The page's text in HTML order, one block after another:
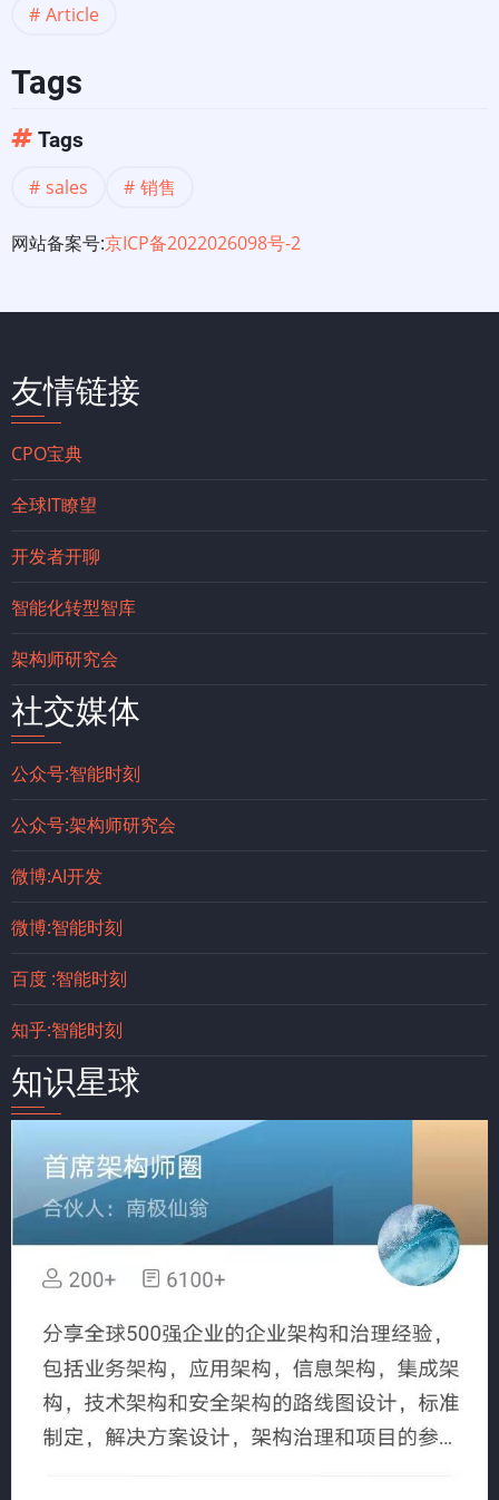
Article
Tags
Tags
sales 销售
网站备案号:京ICP备2022026098号-2
友情链接
CPO宝典
全球IT瞭望
开发者开聊
智能化转型智库
架构师研究会
社交媒体
公众号:智能时刻
公众号:架构师研究会
微博:AI开发
微博:智能时刻
百度 :智能时刻
知乎:智能时刻
知识星球